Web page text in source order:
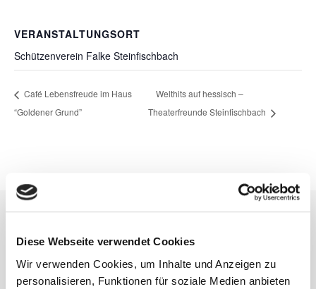
Diese Webseite verwendet Cookies
Wir verwenden Cookies, um Inhalte und Anzeigen zu
personalisieren, Funktionen für soziale Medien anbieten
VERANSTALTUNGSORT
Schützenverein Falke Steinfischbach
Café Lebensfreude im Haus
“Goldener Grund”
Welthits auf hessisch –
Theaterfreunde Steinfischbach
Kontakt